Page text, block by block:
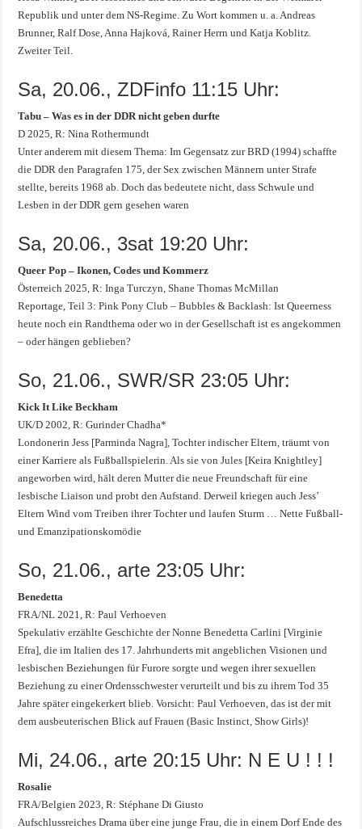
Republik und unter dem NS-Regime. Zu Wort kommen u. a. Andreas
Brunner, Ralf Dose, Anna Hajková, Rainer Herrn und Katja Koblitz.
Zweiter Teil.
Sa, 20.06., ZDFinfo 11:15 Uhr:
Tabu – Was es in der DDR nicht geben durfte
D 2025, R: Nina Rothermundt
Unter anderem mit diesem Thema: Im Gegensatz zur BRD (1994) schaffte
die DDR den Paragrafen 175, der Sex zwischen Männern unter Strafe
stellte, bereits 1968 ab. Doch das bedeutete nicht, dass Schwule und
Lesben in der DDR gern gesehen waren
Sa, 20.06., 3sat 19:20 Uhr:
Queer Pop – Ikonen, Codes und Kommerz
Österreich 2025, R: Inga Turczyn, Shane Thomas McMillan
Reportage, Teil 3: Pink Pony Club – Bubbles & Backlash: Ist Queerness
heute noch ein Randthema oder wo in der Gesellschaft ist es angekommen
– oder hängen geblieben?
So, 21.06., SWR/SR 23:05 Uhr:
Kick It Like Beckham
UK/D 2002, R: Gurinder Chadha*
Londonerin Jess [Parminda Nagra], Tochter indischer Eltern, träumt von
einer Karriere als Fußballspielerin. Als sie von Jules [Keira Knightley]
angeworben wird, hält deren Mutter die neue Freundschaft für eine
lesbische Liaison und probt den Aufstand. Derweil kriegen auch Jess’
Eltern Wind vom Treiben ihrer Tochter und laufen Sturm … Nette Fußball-
und Emanzipationskomödie
So, 21.06., arte 23:05 Uhr:
Benedetta
FRA/NL 2021, R: Paul Verhoeven
Spekulativ erzählte Geschichte der Nonne Benedetta Carlini [Virginie
Efra], die im Italien des 17. Jahrhunderts mit angeblichen Visionen und
lesbischen Beziehungen für Furore sorgte und wegen ihrer sexuellen
Beziehung zu einer Ordensschwester verurteilt und bis zu ihrem Tod 35
Jahre später eingekerkert blieb. Vorsicht: Paul Verhoeven, das ist der mit
dem ausbeuterischen Blick auf Frauen (Basic Instinct, Show Girls)!
Mi, 24.06., arte 20:15 Uhr: N E U ! ! !
Rosalie
FRA/Belgien 2023, R: Stéphane Di Giusto
Aufschlussreiches Drama über eine junge Frau, die in einem Dorf Ende des